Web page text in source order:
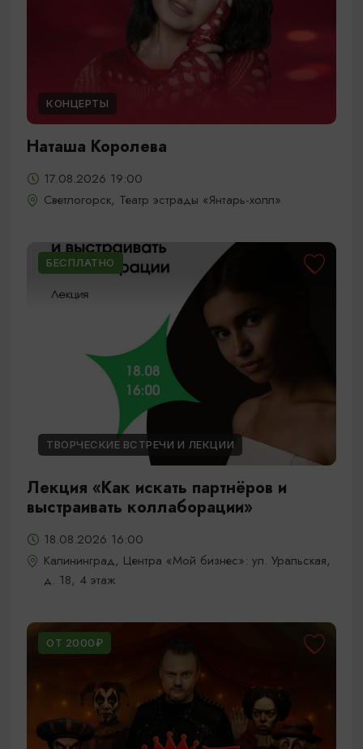
КОНЦЕРТЫ
Наташа Королева
17.08.2026 19:00
Светлогорск, Театр эстрады «Янтарь-холл»
БЕСПЛАТНО
ТВОРЧЕСКИЕ ВСТРЕЧИ И ЛЕКЦИИ
Лекция «Как искать партнёров и
выстраивать коллаборации»
18.08.2026 16:00
Калининград, Центра «Мой бизнес»: ул. Уральская,
д. 18, 4 этаж
ОТ 2000₽